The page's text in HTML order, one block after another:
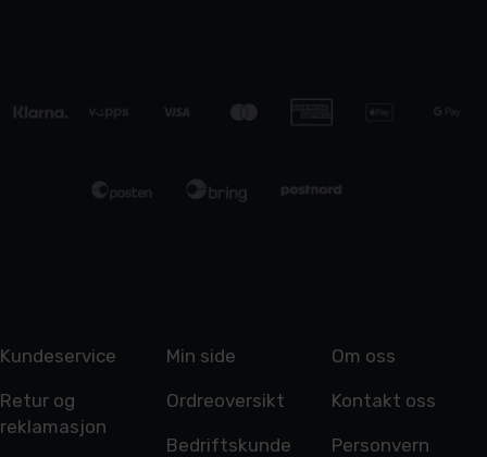
Kundeservice
Retur og
reklamasjon
Min side
Ordreoversikt
Bedriftskunde
Om oss
Kontakt oss
Personvern